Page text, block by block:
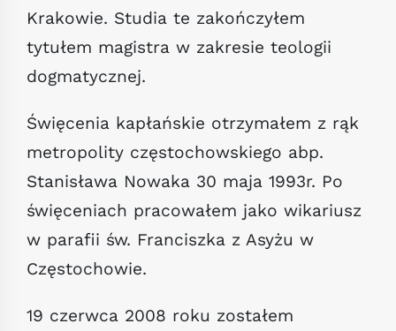
Krakowie. Studia te zakończyłem
tytułem magistra w zakresie teologii
dogmatycznej.
Święcenia kapłańskie otrzymałem z rąk
metropolity częstochowskiego abp.
Stanisława Nowaka 30 maja 1993r. Po
święceniach pracowałem jako wikariusz
w parafii św. Franciszka z Asyżu w
Częstochowie.
19 czerwca 2008 roku zostałem